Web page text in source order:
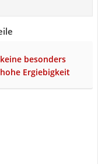
keine besonders
hohe Ergiebigkeit